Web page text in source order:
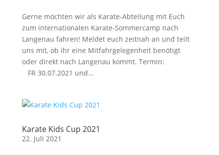
Gerne möchten wir als Karate-Abteilung mit Euch
zum internationalen Karate-Sommercamp nach
Langenau fahren! Meldet euch zeitnah an und teilt
uns mit, ob ihr eine Mitfahrgelegenheit benötigt
oder direkt nach Langenau kommt. Termin:
FR 30.07.2021 und...
Karate Kids Cup 2021
22. Juli 2021